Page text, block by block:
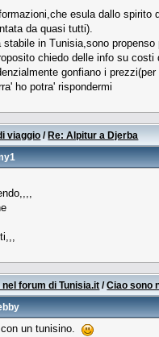
esula dallo
da quasi tutti).
stabile in Tunisia,sono
chiedo delle info su
gonfiano i
ho potra' rispondermi
viaggio /Re: Alpitur a Djerba
forum di Tunisia.it /Ciao sono
un tunisino.